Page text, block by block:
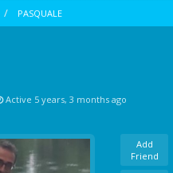
PASQUALE
Active 5 years, 3 months ago
Add
Friend